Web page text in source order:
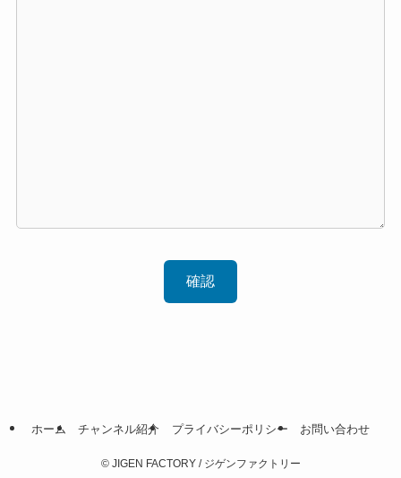
ホーム チャンネル紹介 プライバシーポリシー お問い合わせ
©JIGEN FACTORY / ジゲンファクトリー